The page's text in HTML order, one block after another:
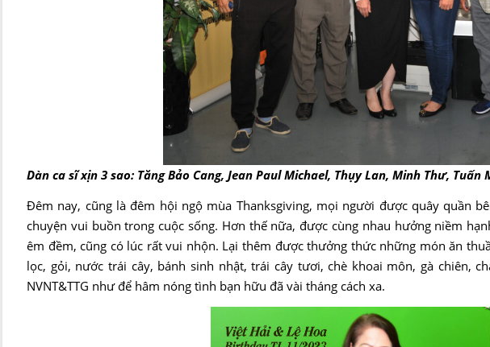
Dàn ca sĩ xịn 3 sao: Tăng Bảo Cang, Jean Paul Michael, Thụy Lan, Minh Thư, Tuấn
Đêm nay, cũng là đêm hội ngộ mùa Thanksgiving, mọi người được quây quần
chuyện vui buồn trong cuộc sống. Hơn thế nữa, được cùng nhau hưởng niềm
êm đềm, cũng có lúc rất vui nhộn. Lại thêm được thưởng thức những món ăn
lọc, gỏi, nước trái cây, bánh sinh nhật, trái cây tươi, chè khoai môn, gà chiên,
NVNT&TTG như để hâm nóng tình bạn hữu đã vài tháng cách xa.